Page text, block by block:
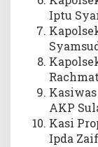
Iptu
AKP
Kasi
Ipda